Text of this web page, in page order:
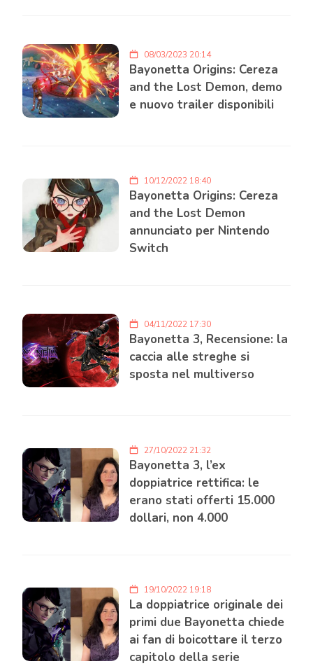
08/03/2023 20:14
Bayonetta Origins: Cereza
and the Lost Demon, demo
e nuovo trailer disponibili
10/12/2022 18:40
Bayonetta Origins: Cereza
and the Lost Demon
annunciato per Nintendo
Switch
04/11/2022 17:30
Bayonetta 3, Recensione: la
caccia alle streghe si
sposta nel multiverso
27/10/2022 21:32
Bayonetta 3, l’ex
doppiatrice rettifica: le
erano stati offerti 15.000
dollari, non 4.000
19/10/2022 19:18
La doppiatrice originale dei
primi due Bayonetta chiede
ai fan di boicottare il terzo
capitolo della serie